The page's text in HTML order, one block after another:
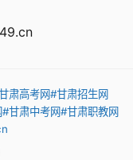
肃高考网#甘肃招生网
#甘肃中考网#甘肃职教网